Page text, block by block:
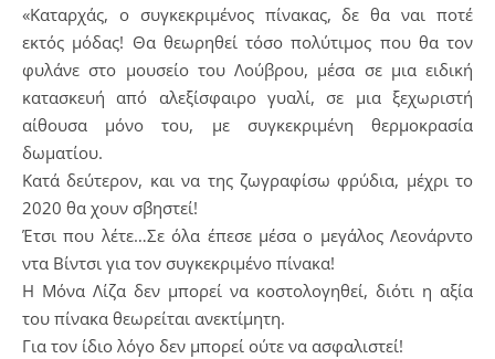
«Καταρχάς, ο συγκεκριμένος πίνακας, δε θα ναι ποτέ
εκτός μόδας! Θα θεωρηθεί τόσο πολύτιμος που θα τον
φυλάνε στο μουσείο του Λούβρου, μέσα σε μια ειδική
κατασκευή από αλεξίσφαιρο γυαλί, σε μια ξεχωριστή
αίθουσα μόνο του, με συγκεκριμένη θερμοκρασία
δωματίου.
Κατά δεύτερον, και να της ζωγραφίσω φρύδια, μέχρι το
2020 θα χουν σβηστεί!
Έτσι που λέτε…Σε όλα έπεσε μέσα ο μεγάλος Λεονάρντο
ντα Βίντσι για τον συγκεκριμένο πίνακα!
Η Μόνα Λίζα δεν μπορεί να κοστολογηθεί, διότι η αξία
του πίνακα θεωρείται ανεκτίμητη.
Για τον ίδιο λόγο δεν μπορεί ούτε να ασφαλιστεί!